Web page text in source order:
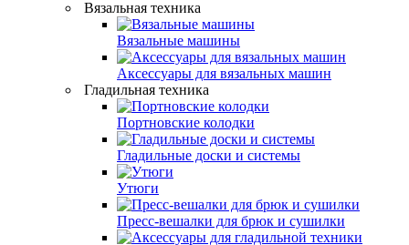
Вязальная техника
Вязальные машины
Аксессуары для вязальных машин
Гладильная техника
Портновские колодки
Гладильные доски и системы
Утюги
Пресс-вешалки для брюк и сушилки